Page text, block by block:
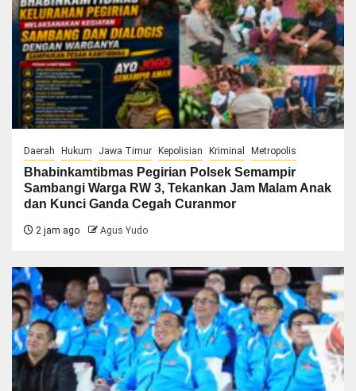
Daerah Hukum Jawa Timur Kepolisian Kriminal Metropolis
Bhabinkamtibmas Pegirian Polsek Semampir
Sambangi Warga RW 3, Tekankan Jam Malam Anak
dan Kunci Ganda Cegah Curanmor
2 jam ago Agus Yudo